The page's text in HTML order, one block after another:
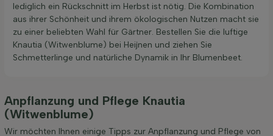
lediglich ein Rückschnitt im Herbst ist nötig. Die Kombination
aus ihrer Schönheit und ihrem ökologischen Nutzen macht sie
zu einer beliebten Wahl für Gärtner. Bestellen Sie die luftige
Knautia (Witwenblume) bei Heijnen und ziehen Sie
Schmetterlinge und natürliche Dynamik in Ihr Blumenbeet.
Anpflanzung und Pflege Knautia
(Witwenblume)
Wir möchten Ihnen einige Tipps zur Anpflanzung und Pflege von